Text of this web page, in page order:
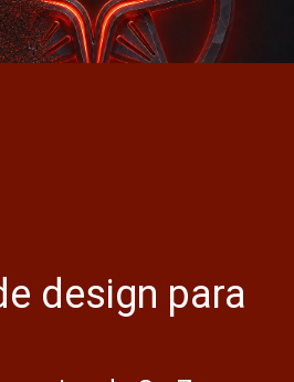
design para